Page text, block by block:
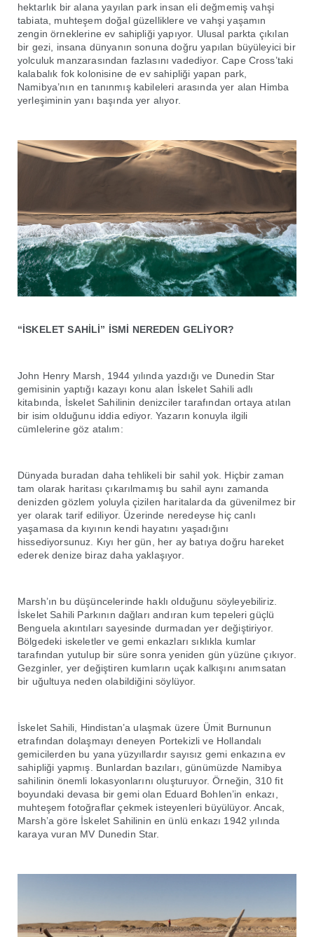
hektarlık bir alana yayılan park insan eli değmemiş vahşi
tabiata, muhteşem doğal güzelliklere ve vahşi yaşamın
zengin örneklerine ev sahipliği yapıyor. Ulusal parkta çıkılan
bir gezi, insana dünyanın sonuna doğru yapılan büyüleyici bir
yolculuk manzarasından fazlasını vadediyor. Cape Cross’taki
kalabalık fok kolonisine de ev sahipliği yapan park,
Namibya’nın en tanınmış kabileleri arasında yer alan Himba
yerleşiminin yanı başında yer alıyor.
“İSKELET SAHİLİ” İSMİ NEREDEN GELİYOR?
John Henry Marsh, 1944 yılında yazdığı ve Dunedin Star
gemisinin yaptığı kazayı konu alan İskelet Sahili adlı
kitabında, İskelet Sahilinin denizciler tarafından ortaya atılan
bir isim olduğunu iddia ediyor. Yazarın konuyla ilgili
cümlelerine göz atalım:
Dünyada buradan daha tehlikeli bir sahil yok. Hiçbir zaman
tam olarak haritası çıkarılmamış bu sahil aynı zamanda
denizden gözlem yoluyla çizilen haritalarda da güvenilmez bir
yer olarak tarif ediliyor. Üzerinde neredeyse hiç canlı
yaşamasa da kıyının kendi hayatını yaşadığını
hissediyorsunuz. Kıyı her gün, her ay batıya doğru hareket
ederek denize biraz daha yaklaşıyor.
Marsh’ın bu düşüncelerinde haklı olduğunu söyleyebiliriz.
İskelet Sahili Parkının dağları andıran kum tepeleri güçlü
Benguela akıntıları sayesinde durmadan yer değiştiriyor.
Bölgedeki iskeletler ve gemi enkazları sıklıkla kumlar
tarafından yutulup bir süre sonra yeniden gün yüzüne çıkıyor.
Gezginler, yer değiştiren kumların uçak kalkışını anımsatan
bir uğultuya neden olabildiğini söylüyor.
İskelet Sahili, Hindistan’a ulaşmak üzere Ümit Burnunun
etrafından dolaşmayı deneyen Portekizli ve Hollandalı
gemicilerden bu yana yüzyıllardır sayısız gemi enkazına ev
sahipliği yapmış. Bunlardan bazıları, günümüzde Namibya
sahilinin önemli lokasyonlarını oluşturuyor. Örneğin, 310 fit
boyundaki devasa bir gemi olan Eduard Bohlen’in enkazı,
muhteşem fotoğraflar çekmek isteyenleri büyülüyor. Ancak,
Marsh’a göre İskelet Sahilinin en ünlü enkazı 1942 yılında
karaya vuran MV Dunedin Star.